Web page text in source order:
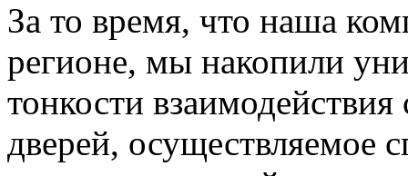
За то время, что наша
регионе, мы накопили
тонкости
дверей, осуществляемое